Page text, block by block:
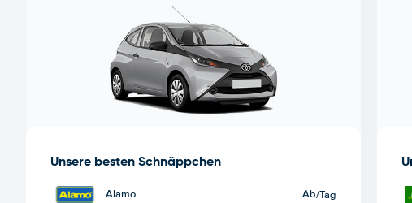
Unsere besten Schnäppchen
Alamo Ab/Tag